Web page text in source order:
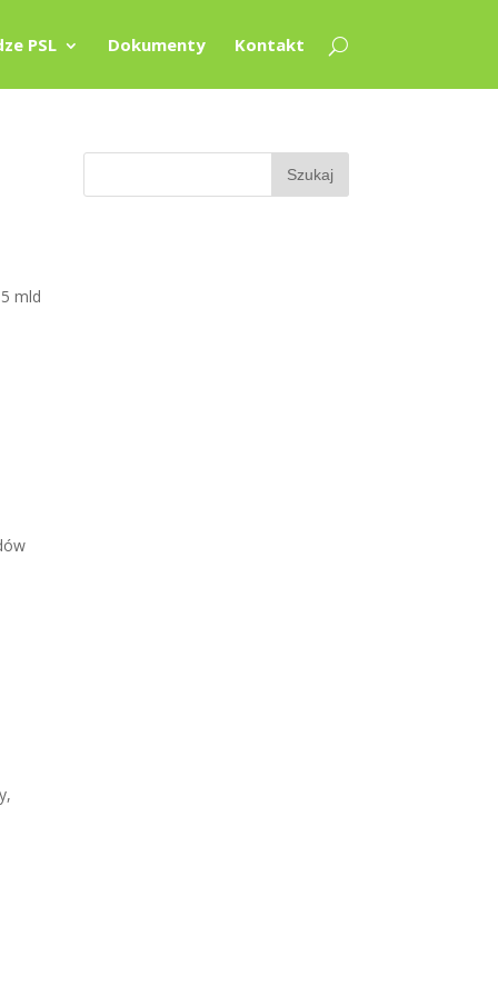
PSL Dokumenty Kontakt
mld